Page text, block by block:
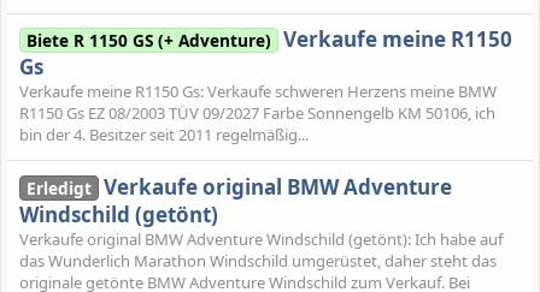
Biete R 1150 GS (+ Adventure) Verkaufe meine R1150
Gs
Verkaufe meine R1150 Gs: Verkaufe schweren Herzens meine BMW
R1150 Gs EZ 08/2003 TÜV 09/2027 Farbe Sonnengelb KM 50106, ich
bin der 4. Besitzer seit 2011 regelmäßig...
Erledigt Verkaufe original BMW Adventure
Windschild (getönt)
Verkaufe original BMW Adventure Windschild (getönt): Ich habe auf
das Wunderlich Marathon Windschild umgerüstet, daher steht das
originale getönte BMW Adventure Windschild zum Verkauf. Bei